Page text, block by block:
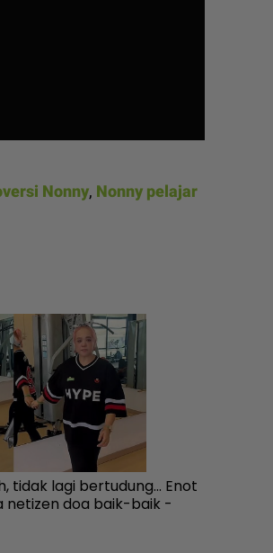
Nonny, Nonny pelajar
tidak lagi bertudung... Enot
netizen doa baik-baik -